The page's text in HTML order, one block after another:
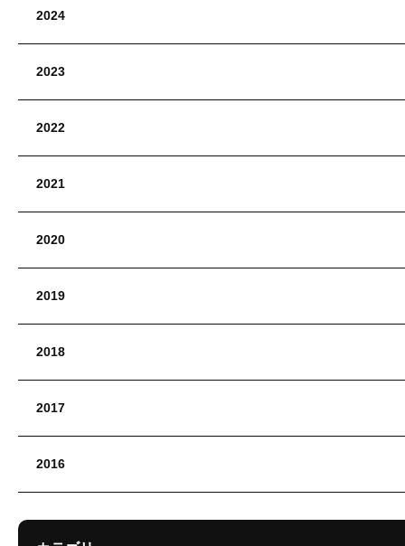
2024
2023
2022
2021
2020
2019
2018
2017
2016